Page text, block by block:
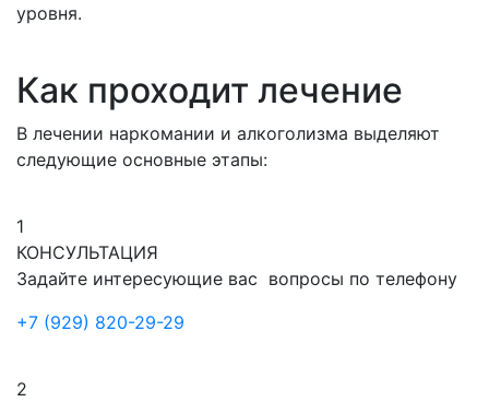
уровня.
Как проходит лечение
В лечении наркомании и алкоголизма выделяют
следующие основные этапы:
1
КОНСУЛЬТАЦИЯ
Задайте интересующие вас вопросы по телефону
+7 (929) 820-29-29
2